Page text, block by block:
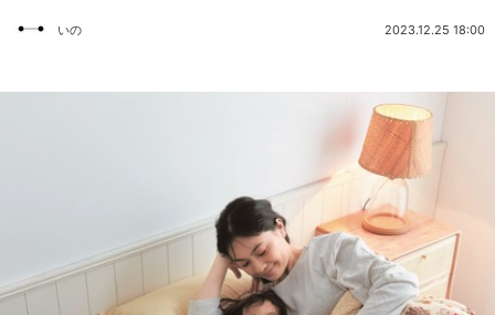
いの 2023.12.25 18:00